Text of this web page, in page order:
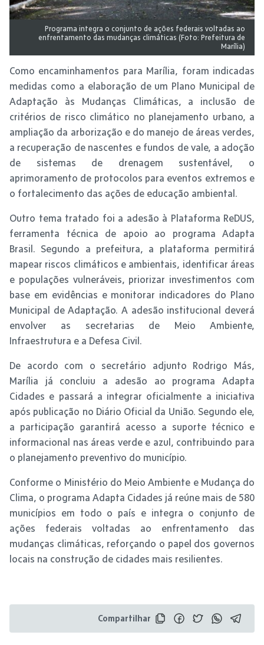
Programa integra o conjunto de ações federais voltadas ao
enfrentamento das mudanças climáticas (Foto: Prefeitura de
Marília)
Como encaminhamentos para Marília, foram indicadas
medidas como a elaboração de um Plano Municipal de
Adaptação às Mudanças Climáticas, a inclusão de
critérios de risco climático no planejamento urbano, a
ampliação da arborização e do manejo de áreas verdes,
a recuperação de nascentes e fundos de vale, a adoção
de sistemas de drenagem sustentável, o
aprimoramento de protocolos para eventos extremos e
o fortalecimento das ações de educação ambiental.
Outro tema tratado foi a adesão à Plataforma ReDUS,
ferramenta técnica de apoio ao programa Adapta
Brasil. Segundo a prefeitura, a plataforma permitirá
mapear riscos climáticos e ambientais, identificar áreas
e populações vulneráveis, priorizar investimentos com
base em evidências e monitorar indicadores do Plano
Municipal de Adaptação. A adesão institucional deverá
envolver as secretarias de Meio Ambiente,
Infraestrutura e a Defesa Civil.
De acordo com o secretário adjunto Rodrigo Más,
Marília já concluiu a adesão ao programa Adapta
Cidades e passará a integrar oficialmente a iniciativa
após publicação no Diário Oficial da União. Segundo ele,
a participação garantirá acesso a suporte técnico e
informacional nas áreas verde e azul, contribuindo para
o planejamento preventivo do município.
Conforme o Ministério do Meio Ambiente e Mudança do
Clima, o programa Adapta Cidades já reúne mais de 580
municípios em todo o país e integra o conjunto de
ações federais voltadas ao enfrentamento das
mudanças climáticas, reforçando o papel dos governos
locais na construção de cidades mais resilientes.
Compartilhar